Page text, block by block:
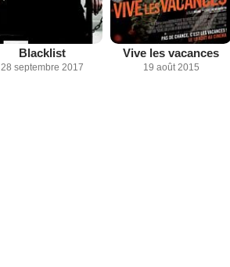
Blacklist
28 septembre 2017
Vive les vacances
19 août 2015